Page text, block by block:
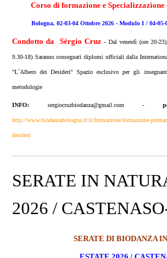
Corso di formazione e Specializzazione
Bologna, 02-03-04 Ottobre 2026 - Modulo I / 04-05-
Condotto da Sérgio Cruz - Dal venerdì (ore 20-
9.30-18) Saranno consegnati diplomi ufficiali dalla
"L`Albero dei Desideri" Spazio esclusivo per gli
metodologie
INFO: sergiocruzbiodanza@gmail.com -
http://www.biodanzabologna.it/it/formazione/formazione-
desideri
SERATE IN
2026 /
SERATE DI BIODANZA